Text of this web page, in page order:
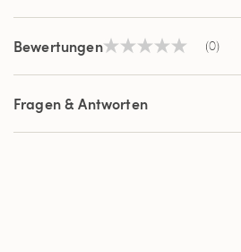
BewertungenKein
Link
derselben
(0)
Fragen & Antworten